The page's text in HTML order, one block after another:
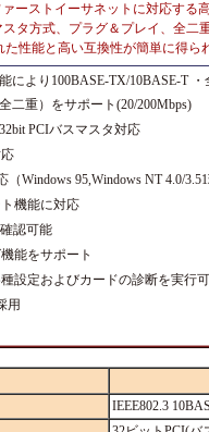
ァーストイーサネットに対応する
スタ方式、プラグ＆プレイ、全
た性能と高い互換性が簡単に得ら
により100BASE-TX/10BASE-T
二重）をサポート(20/200Mbps)
PCIバスマスタ対応
（Windows 95,Windows NT 4.0/
機能に対応
認可能
能をサポート
設定およびカードの診断を実行
用
IEEE802.3